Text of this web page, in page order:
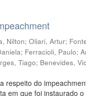
Nilton;Oliari, Artur;
; Ferracioli, Paulo;
Tiago; Benevides,
respeito do
em que foi instaurado